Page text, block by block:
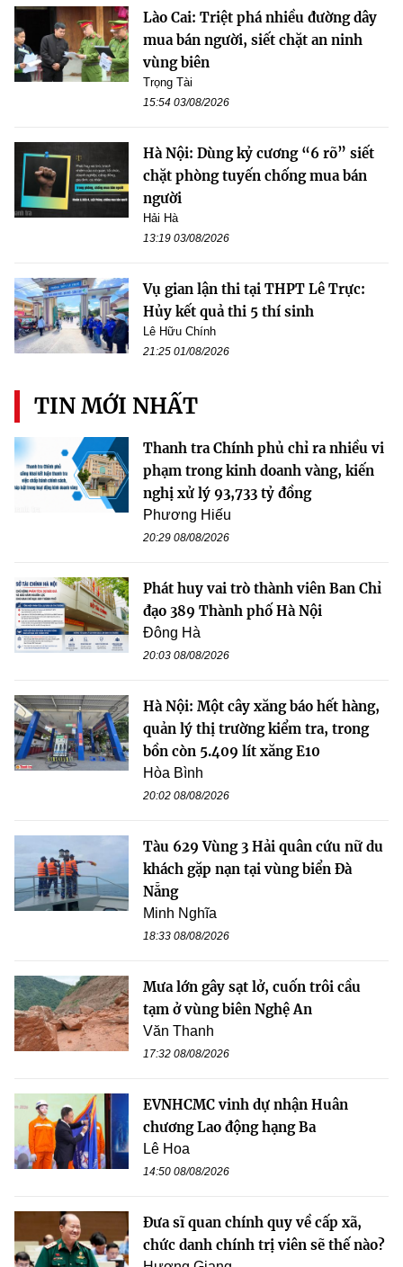
Lào Cai: Triệt phá nhiều đường dây
mua bán người, siết chặt an ninh
vùng biên
Trọng Tài
15:54 03/08/2026
Hà Nội: Dùng kỷ cương “6 rõ” siết
chặt phòng tuyến chống mua bán
người
Hải Hà
13:19 03/08/2026
Vụ gian lận thi tại THPT Lê Trực:
Hủy kết quả thi 5 thí sinh
Lê Hữu Chính
21:25 01/08/2026
TIN MỚI NHẤT
Thanh tra Chính phủ chỉ ra nhiều vi
phạm trong kinh doanh vàng, kiến
nghị xử lý 93,733 tỷ đồng
Phương Hiếu
20:29 08/08/2026
Phát huy vai trò thành viên Ban Chỉ
đạo 389 Thành phố Hà Nội
Đông Hà
20:03 08/08/2026
Hà Nội: Một cây xăng báo hết hàng,
quản lý thị trường kiểm tra, trong
bồn còn 5.409 lít xăng E10
Hòa Bình
20:02 08/08/2026
Tàu 629 Vùng 3 Hải quân cứu nữ du
khách gặp nạn tại vùng biển Đà
Nẵng
Minh Nghĩa
18:33 08/08/2026
Mưa lớn gây sạt lở, cuốn trôi cầu
tạm ở vùng biên Nghệ An
Văn Thanh
17:32 08/08/2026
EVNHCMC vinh dự nhận Huân
chương Lao động hạng Ba
Lê Hoa
14:50 08/08/2026
Đưa sĩ quan chính quy về cấp xã,
chức danh chính trị viên sẽ thế nào?